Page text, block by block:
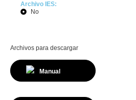
Archivo IES:
No
Archivos para descargar
Manual